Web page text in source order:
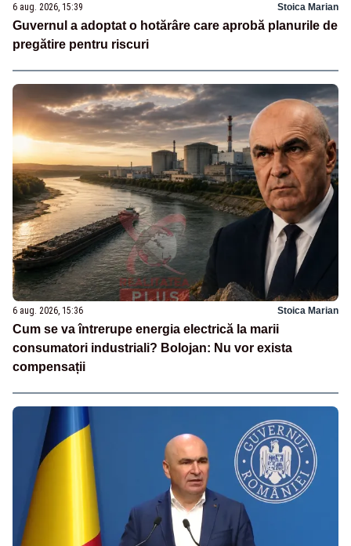
6 aug. 2026, 15:39 Stoica Marian
Guvernul a adoptat o hotărâre care aprobă planurile de
pregătire pentru riscuri
6 aug. 2026, 15:36 Stoica Marian
Cum se va întrerupe energia electrică la marii
consumatori industriali? Bolojan: Nu vor exista
compensații